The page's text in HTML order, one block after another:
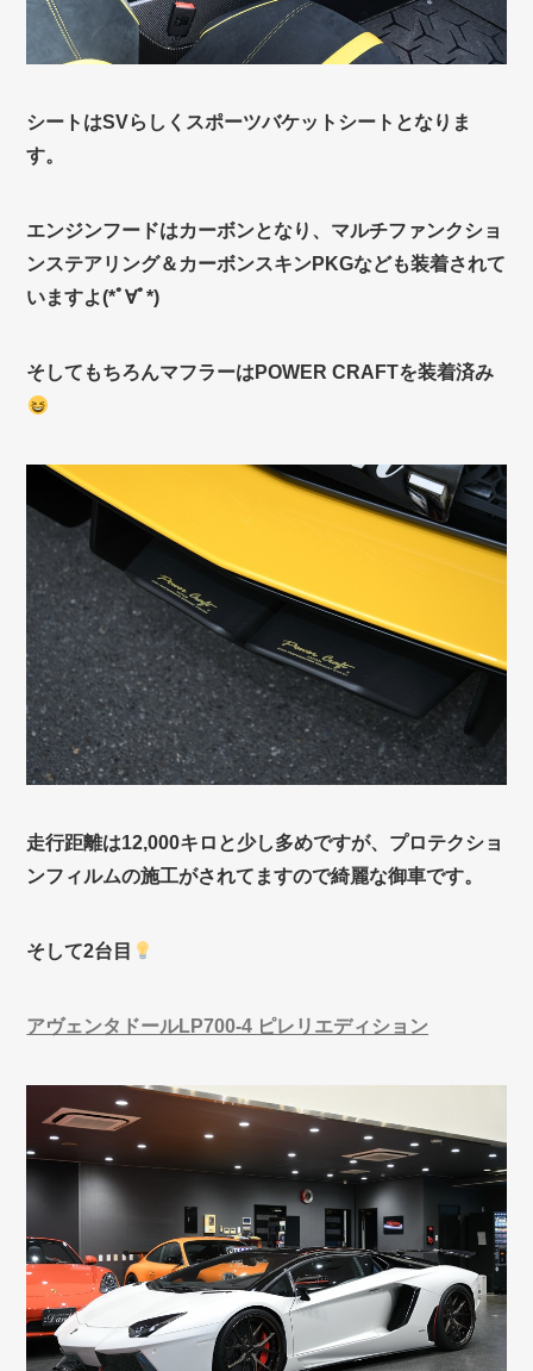
シートはSVらしくスポーツバケットシートとなりま
す。
エンジンフードはカーボンとなり、マルチファンクショ
ンステアリング＆カーボンスキンPKGなども装着されて
いますよ(*ﾟ∀ﾟ*)
そしてもちろんマフラーはPOWER CRAFTを装着済み
走行距離は12,000キロと少し多めですが、プロテクショ
ンフィルムの施工がされてますので綺麗な御車です。
そして2台目
アヴェンタドールLP700-4 ピレリエディション